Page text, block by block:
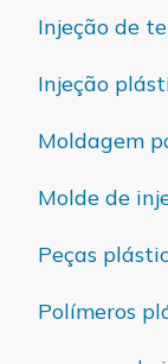
Injeção de
Injeção
Moldagem
Molde de
Peças
Polímeros